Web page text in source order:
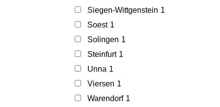
Siegen-Wittgenstein 1
Soest 1
Solingen 1
Steinfurt 1
Unna 1
Viersen 1
Warendorf 1